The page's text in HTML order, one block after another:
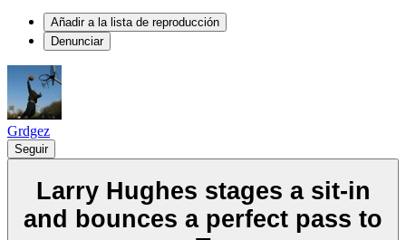
Añadir a la lista de reproducción
Denunciar
Grdgez
Seguir
Larry Hughes stages a sit-in
and bounces a perfect pass to